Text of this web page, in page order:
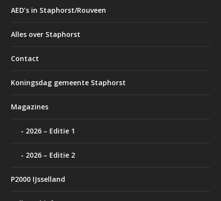
AED’s in Staphorst/Rouveen
Alles over Staphorst
Contact
Koningsdag gemeente Staphorst
Magazines
2026 – Editie 1
2026 – Editie 2
P2000 IJsselland